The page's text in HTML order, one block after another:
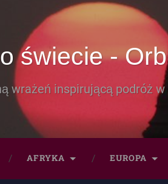
świecie -
wrażeń inspirującą podróż
AFRYKA EUROPA